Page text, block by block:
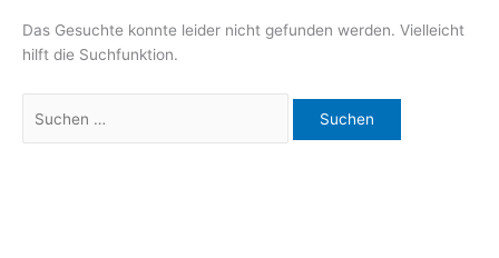
Das Gesuchte konnte leider nicht gefunden werden. Vielleicht
hilft die Suchfunktion.
nach: